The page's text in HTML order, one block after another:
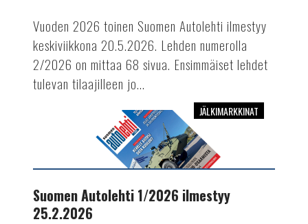
Vuoden 2026 toinen Suomen Autolehti ilmestyy
keskiviikkona 20.5.2026. Lehden numerolla
2/2026 on mittaa 68 sivua. Ensimmäiset lehdet
tulevan tilaajilleen jo...
ilmestyy
JÄLKIMARKKINAT
Suomen Autolehti 1/2026 ilmestyy
25.2.2026